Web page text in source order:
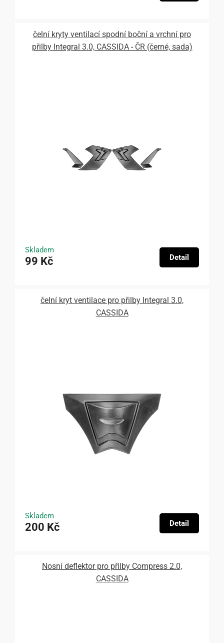
čelní kryty ventilací spodní boční a vrchní pro
přilby Integral 3.0, CASSIDA - ČR (černé, sada)
Skladem
99 Kč Detail
čelní kryt ventilace pro přilby Integral 3.0,
CASSIDA
Skladem
200 Kč Detail
Nosní deflektor pro přilby Compress 2.0,
CASSIDA